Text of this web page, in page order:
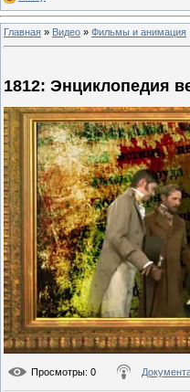
Главная » Видео » Фильмы и анимация
1812: Энциклопедия
Просмотры: 0